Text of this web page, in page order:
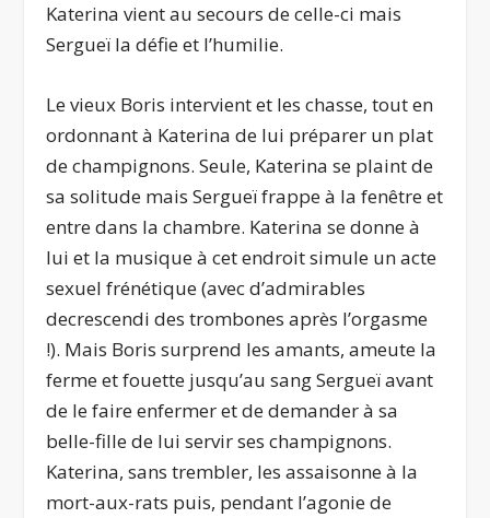
Katerina vient au secours de celle-ci mais
Sergueï la défie et l’humilie.
Le vieux Boris intervient et les chasse, tout en
ordonnant à Katerina de lui préparer un plat
de champignons. Seule, Katerina se plaint de
sa solitude mais Sergueï frappe à la fenêtre et
entre dans la chambre. Katerina se donne à
lui et la musique à cet endroit simule un acte
sexuel frénétique (avec d’admirables
decrescendi des trombones après l’orgasme
!). Mais Boris surprend les amants, ameute la
ferme et fouette jusqu’au sang Sergueï avant
de le faire enfermer et de demander à sa
belle-fille de lui servir ses champignons.
Katerina, sans trembler, les assaisonne à la
mort-aux-rats puis, pendant l’agonie de